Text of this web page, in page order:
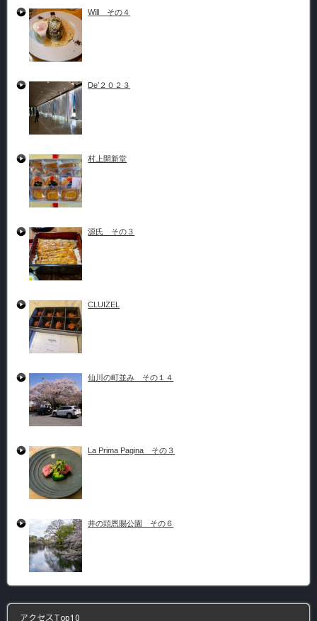
Will その４
De’２０２３
村上開新堂
源氏 その３
CLUIZEL
仙川の町並み その１４
La Prima Pagina その３
井の頭恩賜公園 その６
アクセスTop10